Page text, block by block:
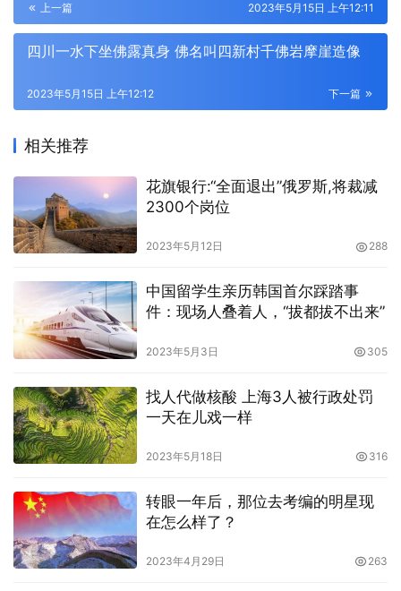
上一篇 2023年5月15日 上午12:11
四川一水下坐佛露真身 佛名叫四新村千佛岩摩崖造像
下一篇
2023年5月15日 上午12:12
相关推荐
花旗银行:“全面退出”俄罗斯,将裁减
2300个岗位
2023年5月12日 288
中国留学生亲历韩国首尔踩踏事
件：现场人叠着人，“拔都拔不出来”
2023年5月3日 305
找人代做核酸 上海3人被行政处罚
一天在儿戏一样
2023年5月18日 316
转眼一年后，那位去考编的明星现
在怎么样了？
2023年4月29日 263